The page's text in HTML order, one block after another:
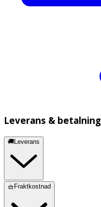
Leverans & betalning
🚚Leverans
🧺Fraktkostnad